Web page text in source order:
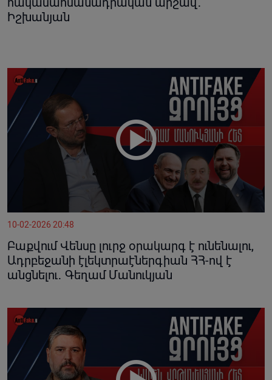
Իշխանյան
10-02-2026 20:48
Բաքվում Վենսը լուրջ օրակարգ է ունենալու,
Ադրբեջանի էլեկտրաէներգիան ՀՀ-ով է
անցնելու․ Գեղամ Մանուկյան